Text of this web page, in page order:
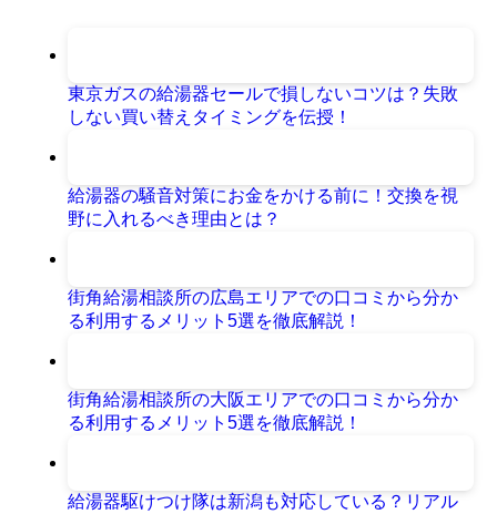
東京ガスの給湯器セールで損しないコツは？失敗
しない買い替えタイミングを伝授！
給湯器の騒音対策にお金をかける前に！交換を視
野に入れるべき理由とは？
街角給湯相談所の広島エリアでの口コミから分か
る利用するメリット5選を徹底解説！
街角給湯相談所の大阪エリアでの口コミから分か
る利用するメリット5選を徹底解説！
給湯器駆けつけ隊は新潟も対応している？リアル